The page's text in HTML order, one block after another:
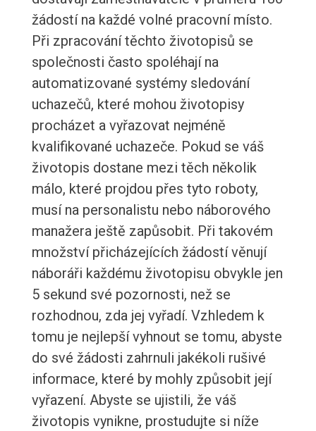
žádostí na každé volné pracovní místo.
Při zpracování těchto životopisů se
společnosti často spoléhají na
automatizované systémy sledování
uchazečů, které mohou životopisy
procházet a vyřazovat nejméně
kvalifikované uchazeče. Pokud se váš
životopis dostane mezi těch několik
málo, které projdou přes tyto roboty,
musí na personalistu nebo náborového
manažera ještě zapůsobit. Při takovém
množství přicházejících žádostí věnují
náboráři každému životopisu obvykle jen
5 sekund své pozornosti, než se
rozhodnou, zda jej vyřadí. Vzhledem k
tomu je nejlepší vyhnout se tomu, abyste
do své žádosti zahrnuli jakékoli rušivé
informace, které by mohly způsobit její
vyřazení. Abyste se ujistili, že váš
životopis vynikne, prostudujte si níže